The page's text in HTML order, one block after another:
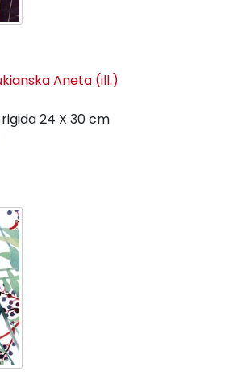
Aneta (ill.)
24 X 30 cm